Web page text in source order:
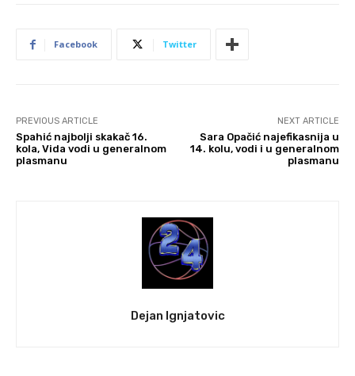
Facebook Twitter
PREVIOUS ARTICLE
Spahić najbolji skakač 16.
kola, Vida vodi u generalnom
plasmanu
NEXT ARTICLE
Sara Opačić najefikasnija u
14. kolu, vodi i u generalnom
plasmanu
Dejan Ignjatovic